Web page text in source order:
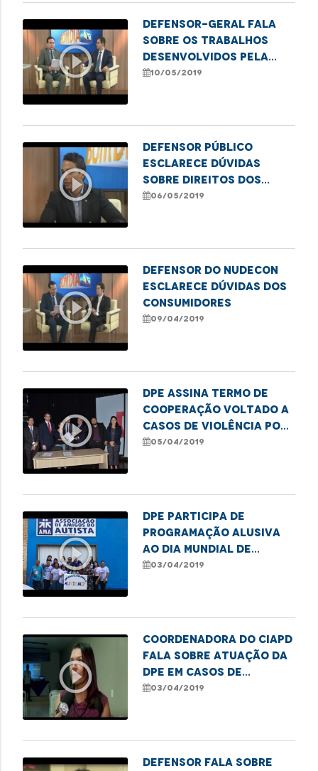
play_circle_outline
Defensor-geral fala
sobre os trabalhos
desenvolvidos pela
DPE/MA
10/05/2019
play_circle_outline
Defensor Público
esclarece dúvidas
sobre direitos dos
idosos
06/05/2019
play_circle_outline
Defensor do Nudecon
esclarece dúvidas dos
consumidores
09/04/2019
play_circle_outline
DPE assina termo de
cooperação voltado a
casos de violência por
parte de agentes
05/04/2019
play_circle_outline
DPE participa de
programação alusiva
ao Dia Mundial de
Conscientização do
03/04/2019
play_circle_outline
Coordenadora do Ciapd
fala sobre atuação da
DPE em casos de
violação de direitos
03/04/2019
Defensor fala sobre